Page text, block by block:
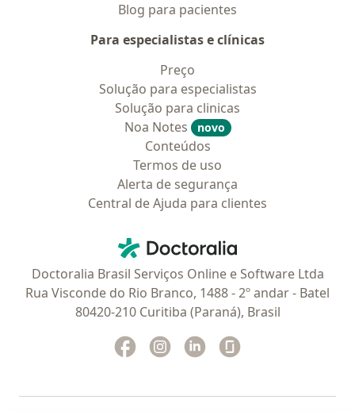
Blog para pacientes
Para especialistas e clínicas
Preço
Solução para especialistas
Solução para clinicas
Noa Notes
novo
Conteúdos
Termos de uso
Alerta de segurança
Central de Ajuda para clientes
Doctoralia - Homepage
Doctoralia Brasil Serviços Online e Software Ltda
Rua Visconde do Rio Branco, 1488 - 2º andar - Batel
80420-210 Curitiba (Paraná), Brasil
Facebook
abre num novo separador
Instagram
abre num novo separador
Linkedin
abre num novo